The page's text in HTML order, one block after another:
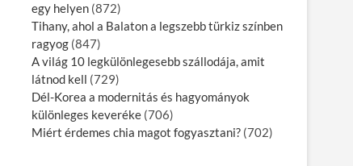
egy helyen (872)
Tihany, ahol a Balaton a legszebb türkiz színben
ragyog (847)
A világ 10 legkülönlegesebb szállodája, amit
látnod kell (729)
Dél-Korea a modernitás és hagyományok
különleges keveréke (706)
Miért érdemes chia magot fogyasztani? (702)